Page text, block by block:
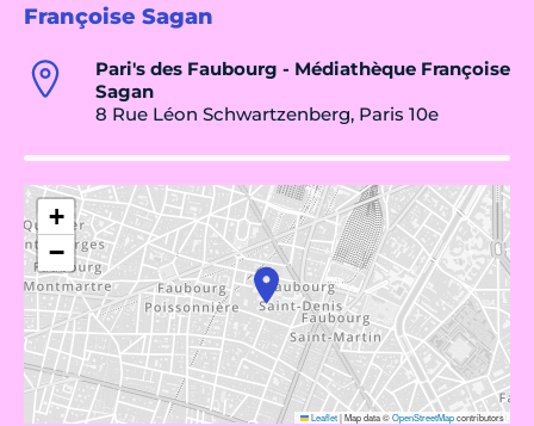
Françoise Sagan
Pari's des Faubourg - Médiathèque Françoise
Sagan
8 Rue Léon Schwartzenberg, Paris 10e
+
−
Leaflet|Map data ©OpenStreetMapcontributors